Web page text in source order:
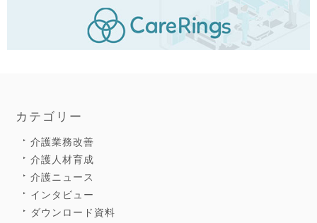
カテゴリー
介護業務改善
介護人材育成
介護ニュース
インタビュー
ダウンロード資料